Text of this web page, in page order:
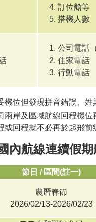
訂位艙等
搭機人數
公司電話
住家電話
行動電話
機位但發現拼音錯誤、
兩岸及區域航線回程機
或回程就不必再於起飛前
內航線連續假
節日 / 區間(註一)
農曆春節
2026/02/13-2026/02/23